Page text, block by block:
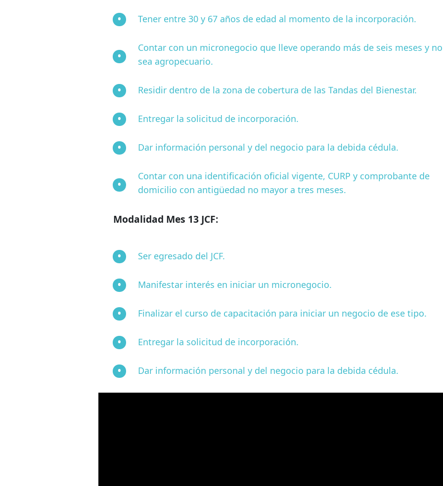
Tener entre 30 y 67 años de edad al momento de la incorporación.
Contar con un micronegocio que lleve operando más de seis meses y no
sea agropecuario.
Residir dentro de la zona de cobertura de las Tandas del Bienestar.
Entregar la solicitud de incorporación.
Dar información personal y del negocio para la debida cédula.
Contar con una identificación oficial vigente, CURP y comprobante de
domicilio con antigüedad no mayor a tres meses.
Modalidad Mes 13 JCF:
Ser egresado del JCF.
Manifestar interés en iniciar un micronegocio.
Finalizar el curso de capacitación para iniciar un negocio de ese tipo.
Entregar la solicitud de incorporación.
Dar información personal y del negocio para la debida cédula.